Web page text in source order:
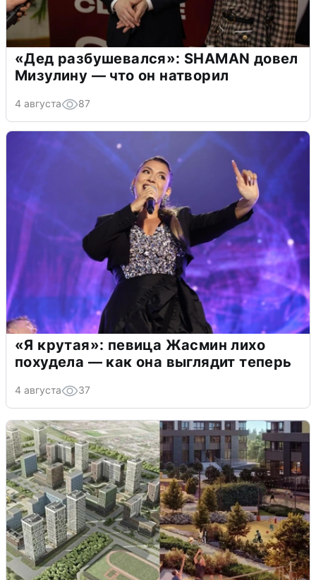
«Дед разбушевался»: SHAMAN довел
Мизулину — что он натворил
4 августа 87
«Я крутая»: певица Жасмин лихо
похудела — как она выглядит теперь
4 августа 37